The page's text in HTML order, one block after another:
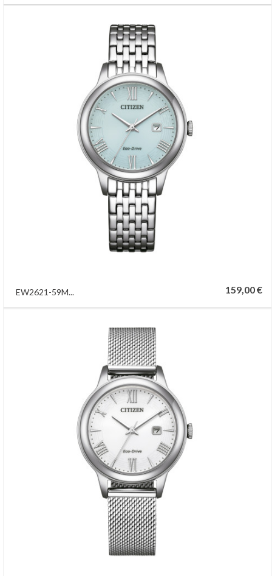
EW2621-59M... 159,00 €